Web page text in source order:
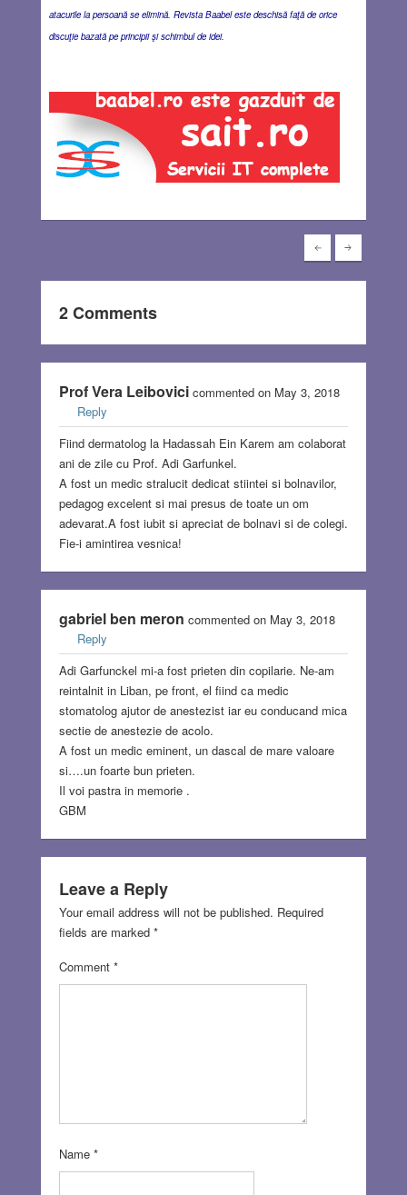
atacurile la persoană se elimină. Revista Baabel este deschisă faţă de orice
discuţie bazată pe principii şi schimbul de idei.
2 Comments
Prof Vera Leibovicicommented on May 3, 2018
Reply
Fiind dermatolog la Hadassah Ein Karem am colaborat
ani de zile cu Prof. Adi Garfunkel.
A fost un medic stralucit dedicat stiintei si bolnavilor,
pedagog excelent si mai presus de toate un om
adevarat.A fost iubit si apreciat de bolnavi si de colegi.
Fie-i amintirea vesnica!
gabriel ben meron commented on May 3, 2018
Reply
Adi Garfunckel mi-a fost prieten din copilarie. Ne-am
reintalnit in Liban, pe front, el fiind ca medic
stomatolog ajutor de anestezist iar eu conducand mica
sectie de anestezie de acolo.
A fost un medic eminent, un dascal de mare valoare
si….un foarte bun prieten.
Il voi pastra in memorie .
GBM
Leave a Reply
Your email address will not be published. Required
fields are marked *
Comment *
Name *